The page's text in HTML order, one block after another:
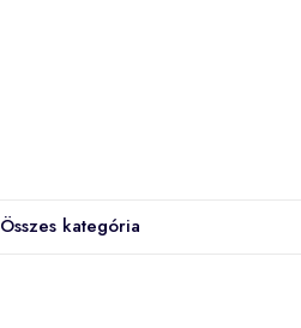
Összes kategória